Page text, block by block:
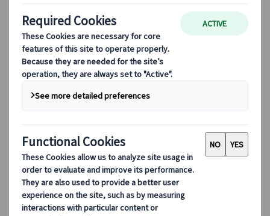
Le Japon au fil des saisons
Les incontournables du Japon
La culture japonaise
La gastronomie japonaise
Explorer le Japon en train
Questions fréquentes
Informations utiles
Règles du savoir-vivre au Japon
Conduire au Japon
Réserver avec nous
Japan Rail Pass
Hébergement
Consultation en ligne
Japanspecialist
Blog
Les incontournables du Japon
Taxe de séjour à Kyoto : ce qui change en 2026, qui paie et
comment économiser